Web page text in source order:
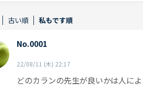
古い順 私もです順
No.0001
22/08/11 (木) 22:17
どのカランの先生が良いかは人に